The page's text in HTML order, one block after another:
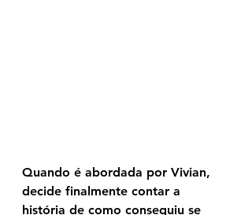
Quando é abordada por Vivian,
decide finalmente contar a
história de como conseguiu se